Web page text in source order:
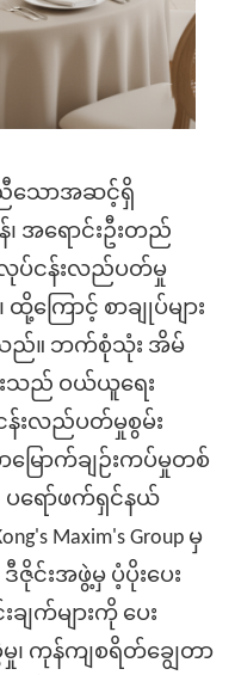
သောအဆင့်ရှိ
၊ အရောင်းဦးတည်
ပ်ငန်းလည်ပတ်မှု
ထို့ကြောင့် စာချုပ်များ
သည်။ ဘက်စုံသုံး အိမ်
းသည် ဝယ်ယူရေး
းလည်ပတ်မှုစွမ်း
ြောက်ချဉ်းကပ်မှုတစ်
ရော်ဖက်ရှင်နယ်
Maxim's Group မှ
ဒီဇိုင်းအဖွဲ့မှ ပံ့ပိုးပေး
ချက်များကို ပေး
၊ ကုန်ကျစရိတ်ချွေတာ